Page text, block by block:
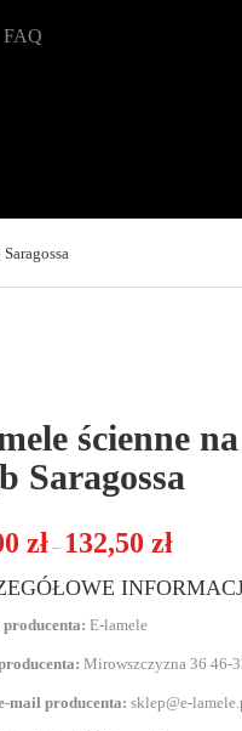
FAQ
ścienne
Saragossa
zł – 132,50 zł
producenta: E-lamele
Mirowszczyzna 36 46-
mail producenta: sklep@e-